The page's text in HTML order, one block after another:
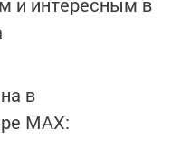
и интересным в
в
MАХ: